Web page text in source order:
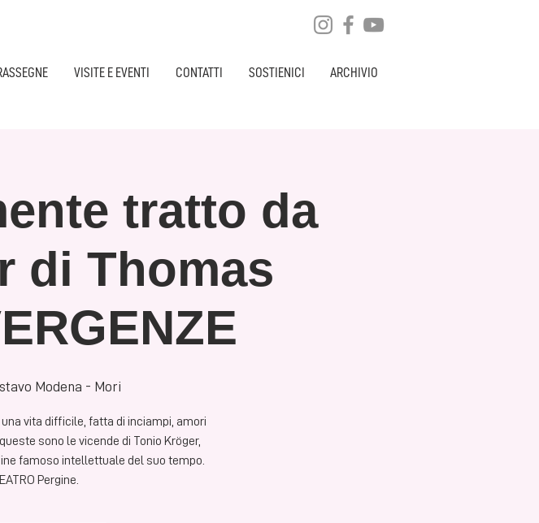
VISITE E EVENTI CONTATTI SOSTIENICI ARCHIVIO
tratto da
di Thomas
Modena - Mori
vita difficile, fatta di inciampi, amori
sono le vicende di Tonio Kröger,
famoso intellettuale del suo tempo.
Pergine.